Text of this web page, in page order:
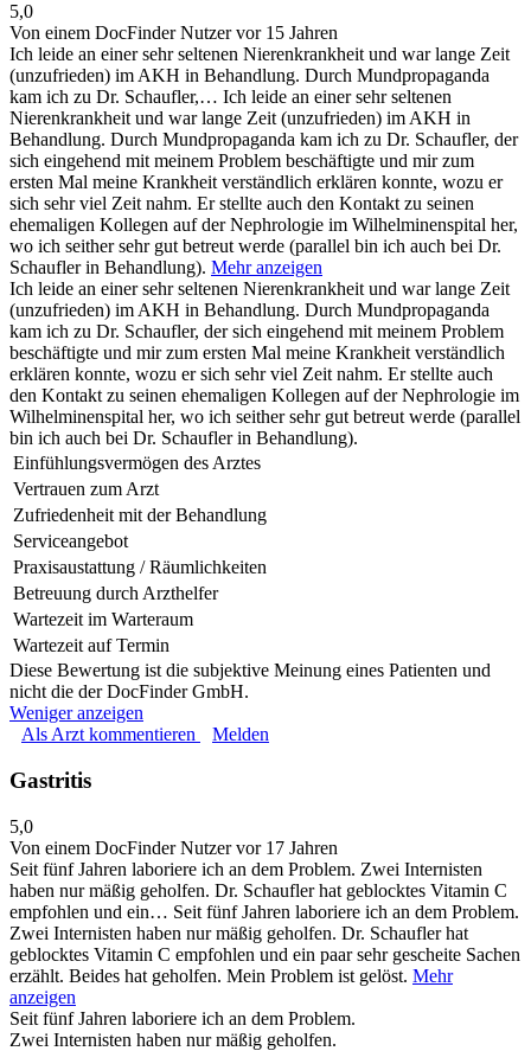
5,0
Von einem DocFinder Nutzervor 15 Jahren
Ich leide an einer sehr seltenen Nierenkrankheit und war lange Zeit
(unzufrieden) im AKH in Behandlung. Durch Mundpropaganda
kam ich zu Dr. Schaufler,… Ich leide an einer sehr seltenen
Nierenkrankheit und war lange Zeit (unzufrieden) im AKH in
Behandlung. Durch Mundpropaganda kam ich zu Dr. Schaufler, der
sich eingehend mit meinem Problem beschäftigte und mir zum
ersten Mal meine Krankheit verständlich erklären konnte, wozu er
sich sehr viel Zeit nahm. Er stellte auch den Kontakt zu seinen
ehemaligen Kollegen auf der Nephrologie im Wilhelminenspital her,
wo ich seither sehr gut betreut werde (parallel bin ich auch bei Dr.
Schaufler in Behandlung). Mehr anzeigen
Ich leide an einer sehr seltenen Nierenkrankheit und war lange Zeit
(unzufrieden) im AKH in Behandlung. Durch Mundpropaganda
kam ich zu Dr. Schaufler, der sich eingehend mit meinem Problem
beschäftigte und mir zum ersten Mal meine Krankheit verständlich
erklären konnte, wozu er sich sehr viel Zeit nahm. Er stellte auch
den Kontakt zu seinen ehemaligen Kollegen auf der Nephrologie im
Wilhelminenspital her, wo ich seither sehr gut betreut werde (parallel
bin ich auch bei Dr. Schaufler in Behandlung).
Einfühlungsvermögen des Arztes
Vertrauen zum Arzt
Zufriedenheit mit der Behandlung
Serviceangebot
Praxisaustattung / Räumlichkeiten
Betreuung durch Arzthelfer
Wartezeit im Warteraum
Wartezeit auf Termin
Diese Bewertung ist die subjektive Meinung eines Patienten und
nicht die der DocFinder GmbH.
Weniger anzeigen
Als Arzt kommentieren
Melden
Gastritis
5,0
Von einem DocFinder Nutzervor 17 Jahren
Seit fünf Jahren laboriere ich an dem Problem. Zwei Internisten
haben nur mäßig geholfen. Dr. Schaufler hat geblocktes Vitamin C
empfohlen und ein… Seit fünf Jahren laboriere ich an dem Problem.
Zwei Internisten haben nur mäßig geholfen. Dr. Schaufler hat
geblocktes Vitamin C empfohlen und ein paar sehr gescheite Sachen
erzählt. Beides hat geholfen. Mein Problem ist gelöst. Mehr
anzeigen
Seit fünf Jahren laboriere ich an dem Problem.
Zwei Internisten haben nur mäßig geholfen.